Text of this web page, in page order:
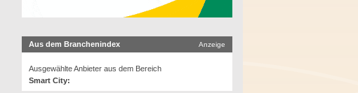
Aus dem Branchenindex Anzeige
Ausgewählte Anbieter aus dem Bereich
Smart City: